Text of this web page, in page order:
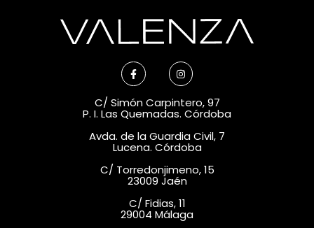
C/ Simón Carpintero, 97
P. I. Las Quemadas. Córdoba
Avda. de la Guardia Civil, 7
Lucena. Córdoba
C/ Torredonjimeno, 15
23009 Jaén
C/ Fidias, 11
29004 Málaga